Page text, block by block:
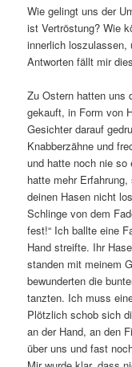
Wie gelingt uns der
ist Vertröstung? Wie
innerlich loszulassen,
Antworten fällt mir
Zu Ostern hatten uns
gekauft, in Form von
Gesichter darauf
Knabberzähne und
und hatte noch nie so
hatte mehr
deinen Hasen nicht
Schlinge von dem
fest!“ Ich ballte eine
Hand streifte. Ihr
standen mit meinem
bewunderten die
tanzten. Ich muss
Plötzlich schob sich
an der Hand, an den
über uns und fast